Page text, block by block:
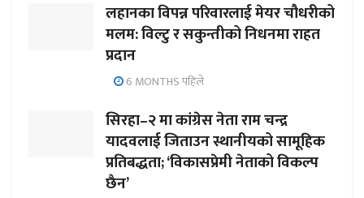
लहानका विपन्न परिवारलाई मेयर चौधरीको
मलम: विल्टु र सकुन्तीको निधनमा राहत
प्रदान
6 MONTHS पहिले
सिरहा–२ मा कांग्रेस नेता राम चन्द्र
यादवलाई जिताउन स्थानीयको सामूहिक
प्रतिबद्धता; ‘विकासप्रेमी नेताको विकल्प
छैन’